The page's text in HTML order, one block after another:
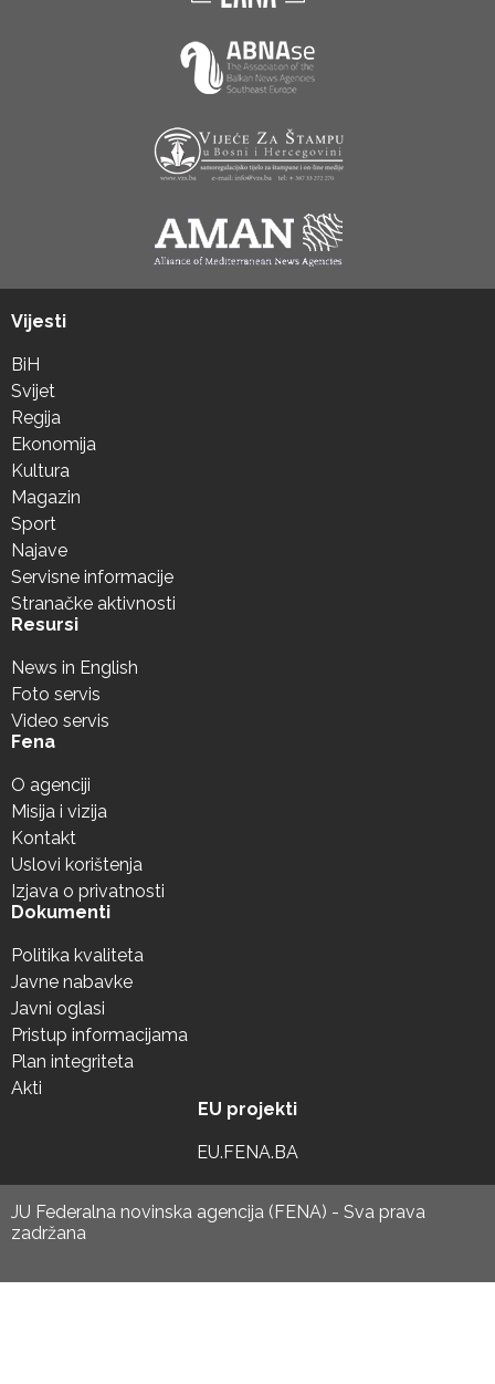
Vijesti
BiH
Svijet
Regija
Ekonomija
Kultura
Magazin
Sport
Najave
Servisne informacije
Stranačke aktivnosti
Resursi
News in English
Foto servis
Video servis
Fena
O agenciji
Misija i vizija
Kontakt
Uslovi korištenja
Izjava o privatnosti
Dokumenti
Politika kvaliteta
Javne nabavke
Javni oglasi
Pristup informacijama
Plan integriteta
Akti
EU projekti
EU.FENA.BA
JU Federalna novinska agencija (FENA) - Sva prava
zadržana